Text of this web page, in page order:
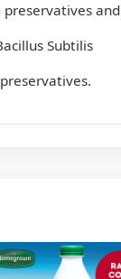
preservatives and
Subtilis